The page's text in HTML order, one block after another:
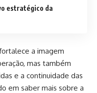
estratégico da
a imagem
mas também
e a continuidade das
em saber mais sobre a